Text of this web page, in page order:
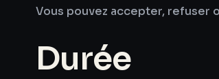
Vous pouvez accepter, refuser
Durée